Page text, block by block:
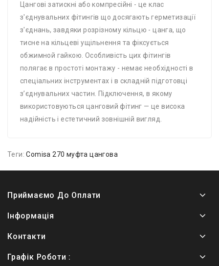
Цангові затискні або компресійні - це клас
з'єднувальних фітингів що досягають герметизації
з'єднань, завдяки розрізному кільцю - цанга, що
тисне на кільцеві ущільнення та фіксується
обжимной гайкою. Особливість цих фітингів
полягає в простоті монтажу - немає необхідності в
спеціальних інструментах і в складній підготовці
з’єднувальних частин. Підключення, в якому
використовуються цанговий фітинг — це висока
надійність і естетичний зовнішній вигляд.
Теги:Comisa 270 муфта цангова
Приймаємо До Оплати
Інформація
Контакти
Графік Роботи :